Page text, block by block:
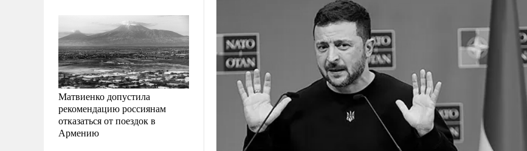
Матвиенко допустила
рекомендацию россиянам
отказаться от поездок в
Армению